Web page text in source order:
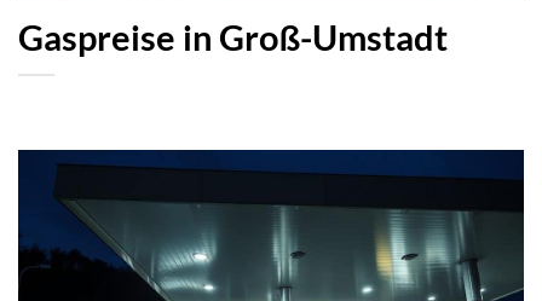
Gaspreise in Groß-Umstadt